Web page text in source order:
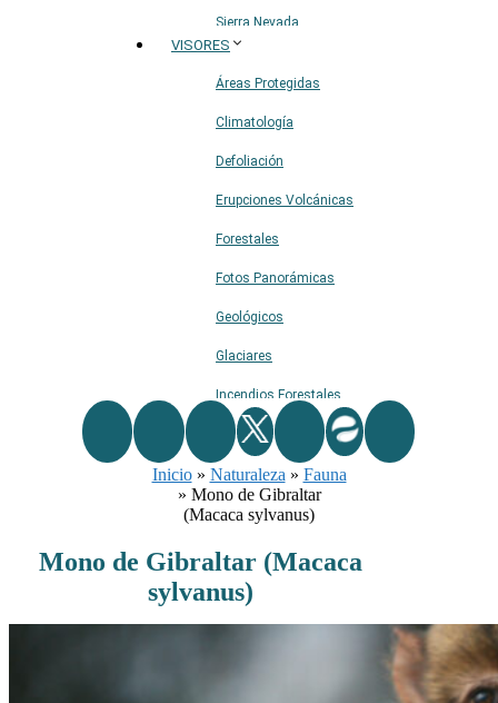
Sierra Nevada
VISORES
Áreas Protegidas
Climatología
Defoliación
Erupciones Volcánicas
Forestales
Fotos Panorámicas
Geológicos
Glaciares
Incendios Forestales
Naturaleza
Ríos
Rutas De Montaña
Terremotos
Topográficos
Vértices Geodésicos
Inicio» Naturaleza » Fauna
» Mono de Gibraltar
(Macaca sylvanus)
Mono de Gibraltar (Macaca
sylvanus)